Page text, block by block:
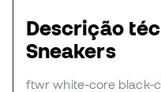
Descrição
Sneakers
ftwr white-core black-